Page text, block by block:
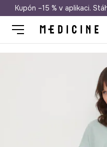
Doprava zdarma
Kupón –15 % v aplikaci.